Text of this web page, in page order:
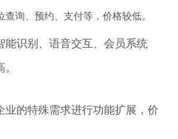
询、预约、支付等，价格较低。
能识别、语音交互、会员系统
业的特殊需求进行功能扩展，价